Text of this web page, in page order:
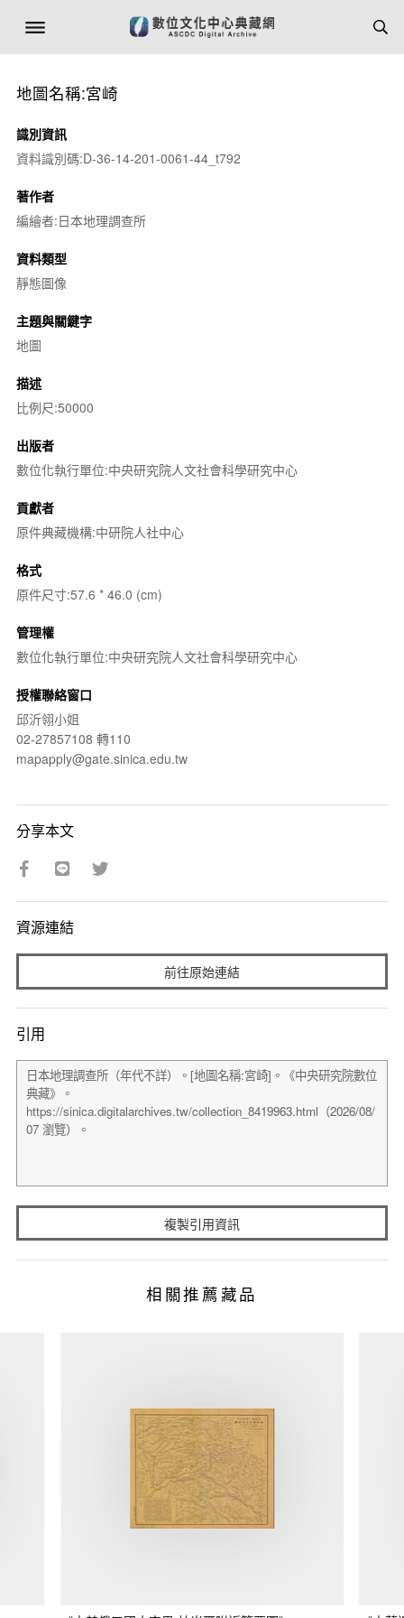
地圖名稱:宮崎
識別資訊
資料識別碼:D-36-14-201-0061-44_t792
著作者
編繪者:日本地理調查所
資料類型
靜態圖像
主題與關鍵字
地圖
描述
比例尺:50000
出版者
數位化執行單位:中央研究院人文社會科學研究中心
貢獻者
原件典藏機構:中研院人社中心
格式
原件尺寸:57.6 * 46.0 (cm)
管理權
數位化執行單位:中央研究院人文社會科學研究中心
授權聯絡窗口
邱沂翎小姐
02-27857108 轉110
mapapply@gate.sinica.edu.tw
分享本文
資源連結
前往原始連結
引用
複製引用資訊
相關推薦藏品